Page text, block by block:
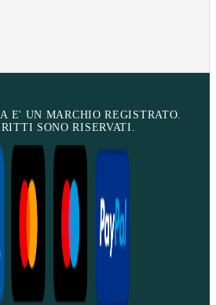
E' UN MARCHIO REGISTRATO.
SONO RISERVATI.